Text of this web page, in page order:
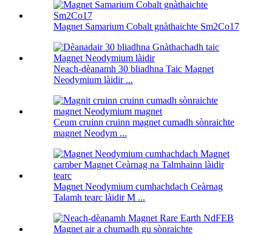
Magnet Samarium Cobalt gnàthaichte Sm2Co17
Neach-dèanamh 30 bliadhna Taic Magnet
Neodymium làidir ...
Ceum cruinn cruinn magnet cumadh sònraichte
magnet Neodym ...
Magnet Neodymium cumhachdach Ceàrnag
Talamh tearc làidir M ...